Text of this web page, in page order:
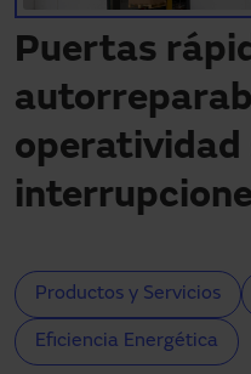
Puertas
operatividad
Productos y Servicios
Eficiencia Energética